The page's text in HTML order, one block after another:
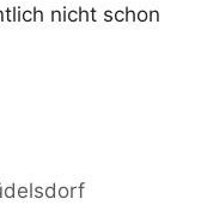
nicht schon